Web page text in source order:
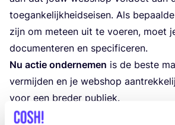
toe­gan­ke­lijk­heids­ei­sen. Als
zijn om met­een uit te voe­ren, moet
docu­men­te­ren en specificeren.
Nu actie onder­ne­men is de bes­te
ver­mij­den en je web­shop
voor een bre­der publiek.